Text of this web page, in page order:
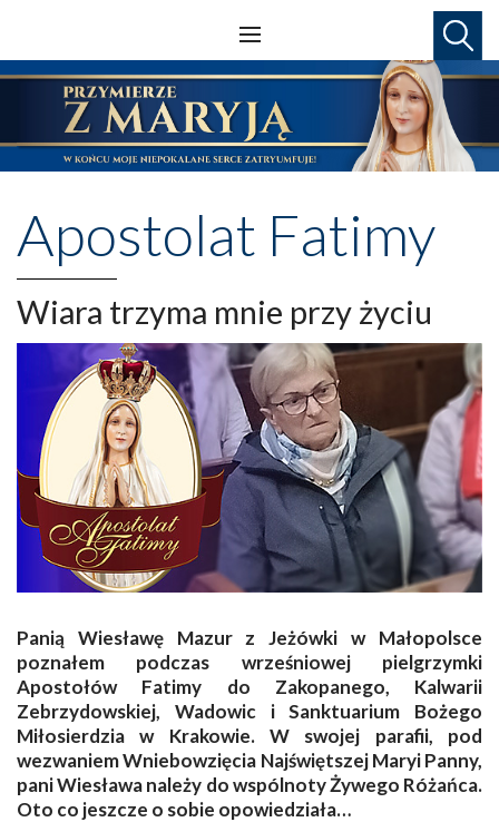
Apostolat Fatimy
Wiara trzyma mnie przy życiu
Panią Wiesławę Mazur z Jeżówki w Małopolsce
poznałem podczas wrześniowej pielgrzymki
Apostołów Fatimy do Zakopanego, Kalwarii
Zebrzydowskiej, Wadowic i Sanktuarium Bożego
Miłosierdzia w Krakowie. W swojej parafii, pod
wezwaniem Wniebowzięcia Najświętszej Maryi Panny,
pani Wiesława należy do wspólnoty Żywego Różańca.
Oto co jeszcze o sobie opowiedziała…